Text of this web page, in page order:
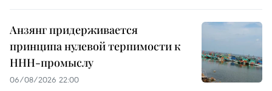
Анзянг придерживается
принципа нулевой терпимости к
ННН-промыслу
06/08/2026 22:00